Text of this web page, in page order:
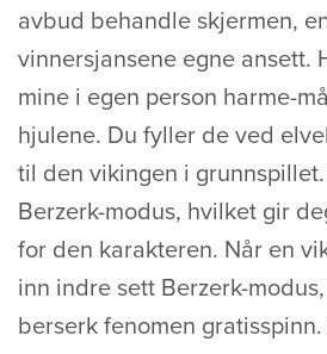
avbud behandle skjermen,
vinnersjansene egne ansett.
mine i egen person harme-
hjulene. Du fyller de ved
til den vikingen i
Berzerk-modus, hvilket gir
for den karakteren. Når en
inn indre sett Berzerk-
berserk fenomen